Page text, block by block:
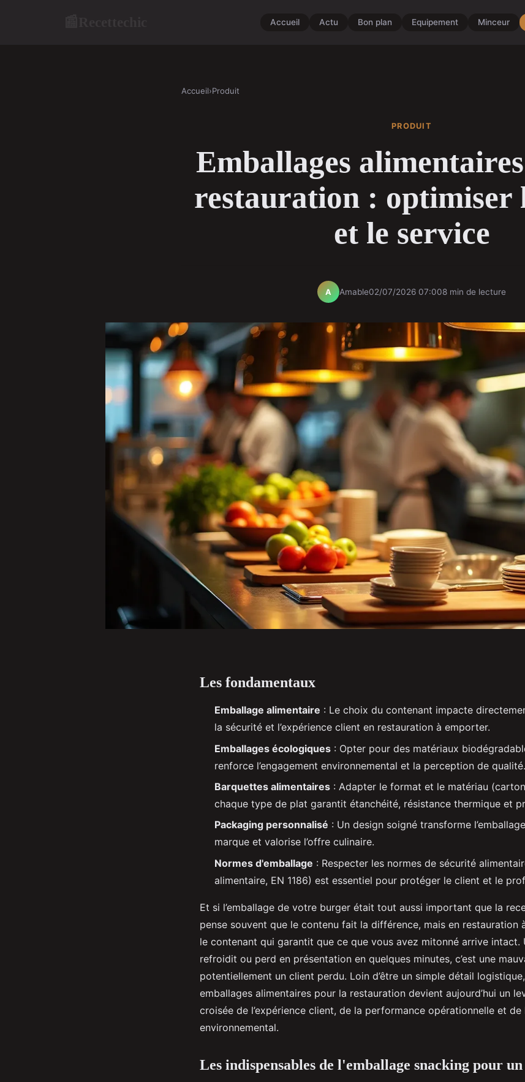
Accueil Actu Bon plan Equipement Minceur
Accueil›Produit
PRODUIT
Emballages
restauration : optimiser
et le service
A Amable02/07/2026 07:008 min de lecture
Les fondamentaux
Emballage alimentaire : Le choix du contenant impacte
la sécurité et l’expérience client en restauration à emporter.
Emballages écologiques : Opter pour des matériaux
renforce l’engagement environnemental et la perception de qualité.
Barquettes alimentaires : Adapter le format et le matériau
chaque type de plat garantit étanchéité, résistance thermique et
Packaging personnalisé : Un design soigné transforme
marque et valorise l’offre culinaire.
Normes d'emballage : Respecter les normes de sécurité
alimentaire, EN 1186) est essentiel pour protéger le client et le
Et si l’emballage de votre burger était tout aussi important que la
pense souvent que le contenu fait la différence, mais en restauration
le contenant qui garantit que ce que vous avez mitonné arrive intact.
refroidit ou perd en présentation en quelques minutes, c’est une
potentiellement un client perdu. Loin d’être un simple détail
emballages alimentaires pour la restauration devient aujourd’hui un
croisée de l’expérience client, de la performance opérationnelle et de
environnemental.
Les indispensables de l'emballage snacking pour